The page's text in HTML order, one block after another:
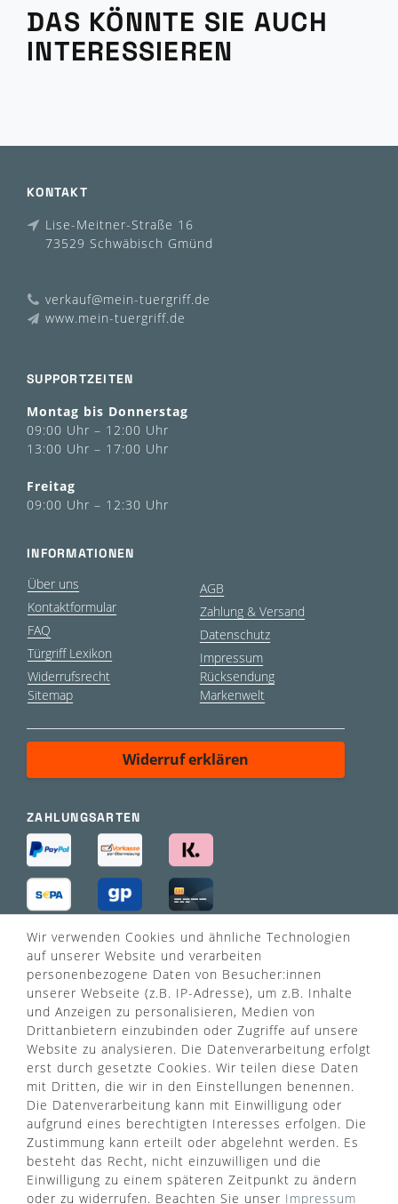
DAS KÖNNTE SIE AUCH
INTERESSIEREN
KONTAKT
Lise-Meitner-Straße 16
73529 Schwäbisch Gmünd
verkauf@mein-tuergriff.de
www.mein-tuergriff.de
SUPPORTZEITEN
Montag bis Donnerstag
09:00 Uhr – 12:00 Uhr
13:00 Uhr – 17:00 Uhr
Freitag
09:00 Uhr – 12:30 Uhr
INFORMATIONEN
Über uns
Kontaktformular
FAQ
Türgriff Lexikon
Widerrufsrecht
Sitemap
AGB
Zahlung & Versand
Datenschutz
Impressum
Rücksendung
Markenwelt
Widerruf erklären
ZAHLUNGSARTEN
VERSANDART
Wir verwenden Cookies und ähnliche Technologien
auf unserer Website und verarbeiten
personenbezogene Daten von Besucher:innen
unserer Webseite (z.B. IP-Adresse), um z.B. Inhalte
und Anzeigen zu personalisieren, Medien von
Drittanbietern einzubinden oder Zugriffe auf unsere
Website zu analysieren. Die Datenverarbeitung erfolgt
erst durch gesetzte Cookies. Wir teilen diese Daten
mit Dritten, die wir in den Einstellungen benennen.
Die Datenverarbeitung kann mit Einwilligung oder
aufgrund eines berechtigten Interesses erfolgen. Die
Zustimmung kann erteilt oder abgelehnt werden. Es
besteht das Recht, nicht einzuwilligen und die
Einwilligung zu einem späteren Zeitpunkt zu ändern
oder zu widerrufen. Beachten Sie unser Impressum